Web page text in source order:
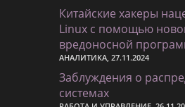
Китайские хакеры
Linux с помощью
вредоносной
АНАЛИТИКА, 27.11.2024
Заблуждения о
системах